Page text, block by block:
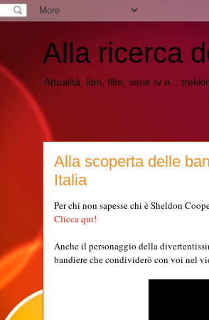
Alla ricerca
Attualità, libri, film, serie tv e...
Alla scoperta delle
Italia
Per chi non sapesse chi è Sheldon
Clicca qui!
Anche il personaggio della
bandiere che condividerò con voi nel